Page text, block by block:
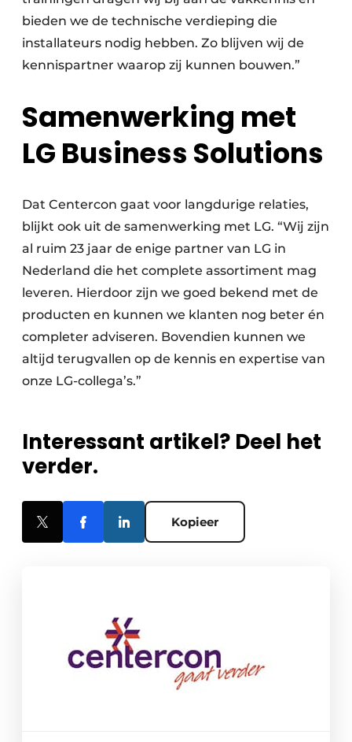
bieden we de technische verdieping die
installateurs nodig hebben. Zo blijven wij de
kennispartner waarop zij kunnen bouwen.”
Samenwerking met
LG Business Solutions
Dat Centercon gaat voor langdurige relaties,
blijkt ook uit de samenwerking met LG. “Wij zijn
al ruim 23 jaar de enige partner van LG in
Nederland die het complete assortiment mag
leveren. Hierdoor zijn we goed bekend met de
producten en kunnen we klanten nog beter én
completer adviseren. Bovendien kunnen we
altijd terugvallen op de kennis en expertise van
onze LG-collega’s.”
Interessant artikel? Deel het
verder.
Kopieer